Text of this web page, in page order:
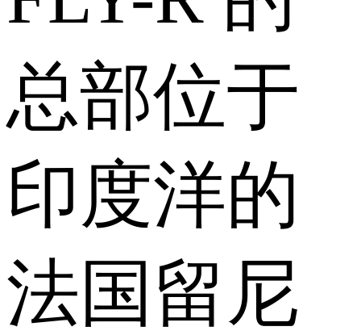
总部位于
印度洋的
法国留尼